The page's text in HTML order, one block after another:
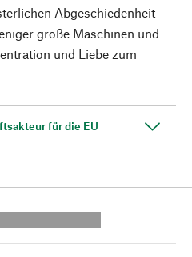
Abgeschiedenheit
große Maschinen und
und Liebe zum
für die EU